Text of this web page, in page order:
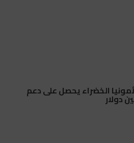
الخضراء يحصل على دعم